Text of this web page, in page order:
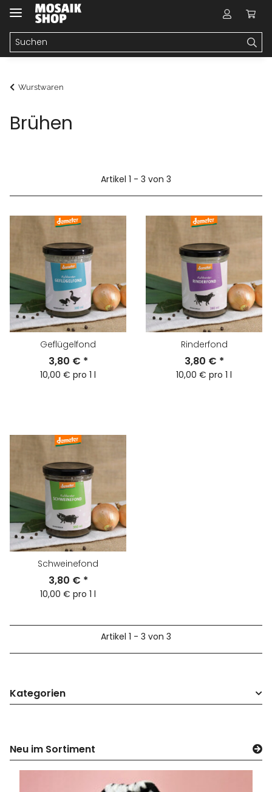
Wurstwaren
Brühen
Artikel 1 - 3 von 3
Geflügelfond
3,80 € *
10,00 € pro 1 l
Rinderfond
3,80 € *
10,00 € pro 1 l
Schweinefond
3,80 € *
10,00 € pro 1 l
Artikel 1 - 3 von 3
Kategorien
Neu im Sortiment